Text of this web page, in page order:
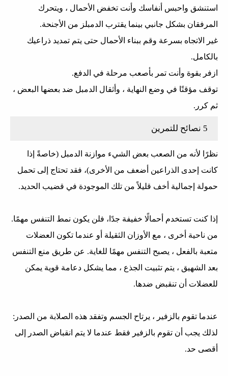
استنشق واحبس أنفاسك وأنت تخفض الأحمال ، ويتحرك
المرفقان بشكل جانبي بينما يقترب الدمبلز من الأجنحة.
غير الاتجاه بسرعة وقم ببناء الأحمال حتى يتم تمديد ذراعيك
بالكامل.
ازفر بقوة وأنت تمر بأصعب مرحلة في الدفع.
توقف مؤقتًا في وضع النهاية ، وأثقال الدمبل ضد بعضها البعض ،
ثم كرر.
5 نصائح للتمرين
نظرًا لأنه من الصعب بعض الشيء موازنة الدمبل (خاصةً إذا
كانت إحدى الذراعين أضعف من الأخرى)، فقد تحتاج إلى تحمل
حمولة إجمالية أخف قليلاً من تلك الموجودة في قضيب الحديد.
إذا كنت تستخدم أحمالًا خفيفة جدًا، فلن يكون نمط التنفس مهمًا.
من ناحية أخرى ، مع الأوزان الثقيلة أو عندما تكون العضلات
متعبة بالفعل ، يصبح التنفس مهمًا للغاية. عن طريق منع التنفس
بعد الشهيق ، يتم تثبيت الجذع ، مما يشكل دعامة قوية يمكن
للعضلات أن تنقبض ضدها.
عندما تقوم بالزفير ، يرتاح الجسم وتفقد هذه الصلابة من الصدر:
لذلك يجب أن تقوم بالزفير فقط عندما لا يتم انقباض الصدر إلى
أقصى حد.